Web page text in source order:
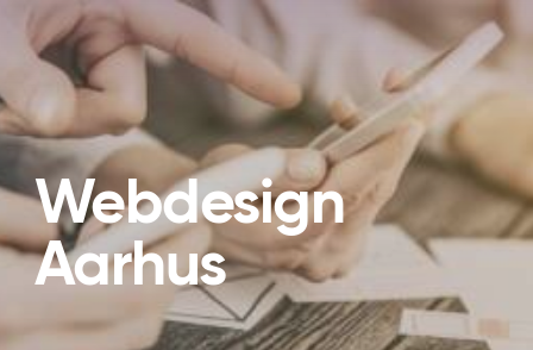
Webdesign
Aarhus